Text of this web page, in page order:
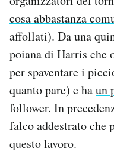
cosa abbastanza
affollati). Da una
poiana di Harris che
per spaventare i
quanto pare) e haun
follower. In
falco addestrato che
questo lavoro.